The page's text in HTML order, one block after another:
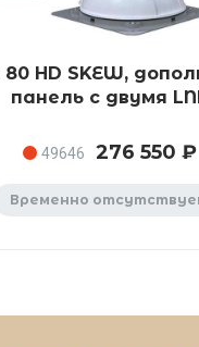
HD SKEW,
панель с двумя
49646 276 550 ₽
Временно